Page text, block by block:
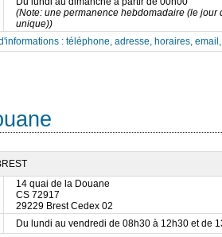
(Note: une permanence hebdomadaire (le
unique))
: téléphone, adresse, horaires,
14 quai de la Douane
CS 72917
29229 Brest Cedex 02
Du lundi au vendredi de 08h30 à 12h30 et de